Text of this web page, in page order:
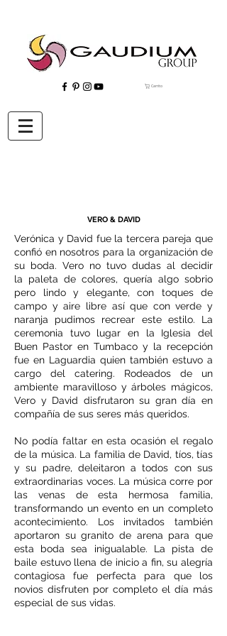
Carrito
"Gaudium, Eventos Corporativos, Wedding Planner, Eventos, Quito"
VERO & DAVID
Verónica y David fue la tercera pareja que
confió en nosotros para la organización de
su boda. Vero no tuvo dudas al decidir
la paleta de colores, quería algo sobrio
pero lindo y elegante, con toques de
campo y aire libre así que con verde y
naranja pudimos recrear este estilo. La
ceremonia tuvo lugar en la Iglesia del
Buen Pastor en Tumbaco y la recepción
fue en Laguardia quien también estuvo a
cargo del catering. Rodeados de un
ambiente maravilloso y árboles mágicos,
Vero y David disfrutaron su gran día en
compañía de sus seres más queridos.
No podía faltar en esta ocasión el regalo
de la música. La familia de David, tíos, tías
y su padre, deleitaron a todos con sus
extraordinarias voces. La música corre por
las venas de esta hermosa familia,
transformando un evento en un completo
acontecimiento. Los invitados también
aportaron su granito de arena para que
esta boda sea inigualable. La pista de
baile estuvo llena de inicio a fin, su alegría
contagiosa fue perfecta para que los
novios disfruten por completo el día más
especial de sus vidas.